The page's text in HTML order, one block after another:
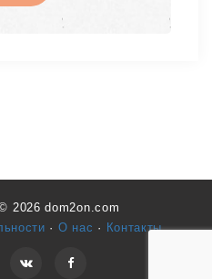
2026 dom2on.com
· О нас · Контакты